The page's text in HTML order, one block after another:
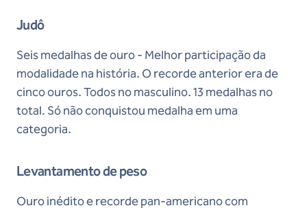
Judô
Seis medalhas de ouro - Melhor participação da
modalidade na história. O recorde anterior era de
cinco ouros. Todos no masculino. 13 medalhas no
total. Só não conquistou medalha em uma
categoria.
Levantamento de peso
Ouro inédito e recorde pan-americano com